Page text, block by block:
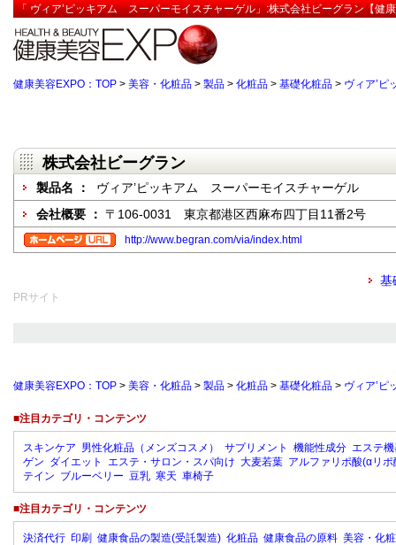
「 ヴィア’ピッキアム スーパーモイスチャーゲル」:株式会社ビーグラン【健
健康美容EXPO：TOP > 美容・化粧品 > 製品 > 化粧品 > 基礎化粧品 > ヴィア’
株式会社ビーグラン
製品名 ：
ヴィア’ピッキアム スーパーモイスチャーゲル
会社概要 ： 〒106-0031 東京都港区西麻布四丁目11番2号
http://www.begran.com/via/index.html
基
PRサイト
健康美容EXPO：TOP > 美容・化粧品 > 製品 > 化粧品 > 基礎化粧品 > ヴィア’
■注目カテゴリ・コンテンツ
スキンケア 男性化粧品（メンズコスメ） サプリメント 機能性成分 エステ
ゲン ダイエット エステ・サロン・スパ向け 大麦若葉 アルファリポ酸(αリポ
テイン ブルーベリー 豆乳 寒天 車椅子
■注目カテゴリ・コンテンツ
決済代行 印刷 健康食品の製造(受託製造) 化粧品 健康食品の原料 美容・化